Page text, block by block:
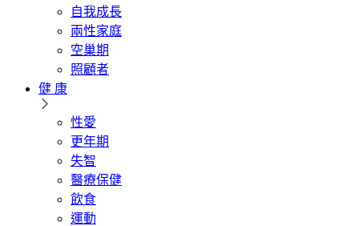
自我成長
兩性家庭
空巢期
照顧者
健 康
性愛
更年期
失智
醫療保健
飲食
運動